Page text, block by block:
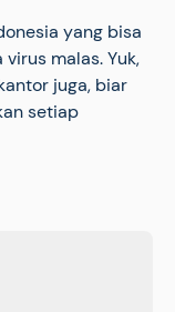
yang bisa
malas. Yuk,
juga, biar
setiap